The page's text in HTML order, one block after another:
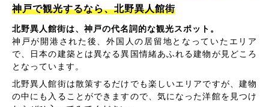
神戸で観光するなら、北野異人館街
北野異人館街は、神戸の代名詞的な観光スポット。
神戸が開港された後、外国人の居留地となっていたエリア
で、日本の建築とは異なる異国情緒あふれる建物が見どころ
となっています。
北野異人館街は散策するだけでも楽しいエリアですが、建物
の中にも入ることができますので、気になった洋館を見つけ